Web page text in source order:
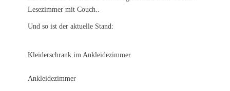
Lesezimmer mit Couch..
Und so ist der aktuelle Stand:
Kleiderschrank im Ankleidezimmer
Ankleidezimmer